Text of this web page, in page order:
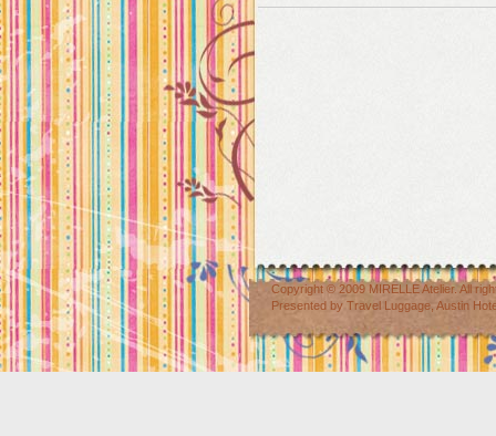
Copyright © 2009 MIRELLE Atelier. All
Presented by Travel Luggage Austin